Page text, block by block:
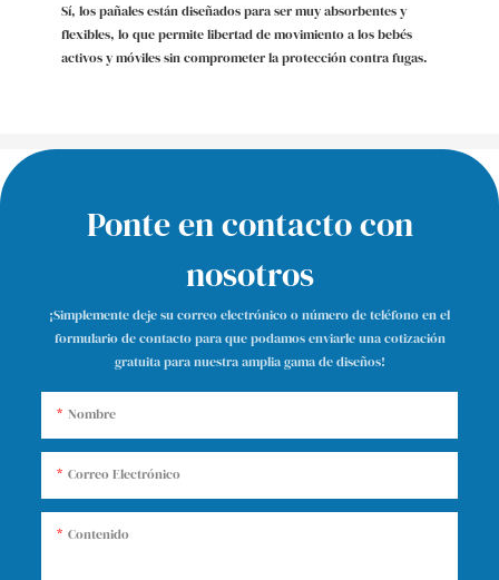
Sí, los pañales están diseñados para ser muy absorbentes y
flexibles, lo que permite libertad de movimiento a los bebés
activos y móviles sin comprometer la protección contra fugas.
Ponte en contacto con
nosotros
¡Simplemente deje su correo electrónico o número de teléfono en el
formulario de contacto para que podamos enviarle una cotización
gratuita para nuestra amplia gama de diseños!
Nombre
Correo Electrónico
Contenido